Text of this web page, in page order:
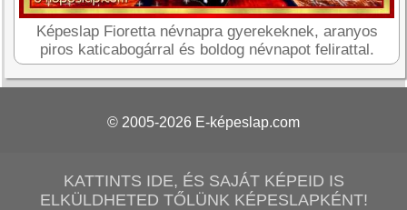
Képeslap Fioretta névnapra gyerekeknek, aranyos
piros katicabogárral és boldog névnapot felirattal.
© 2005-2026 E-képeslap.com
KATTINTS IDE, ÉS SAJÁT KÉPEID IS
ELKÜLDHETED TŐLÜNK KÉPESLAPKÉNT!